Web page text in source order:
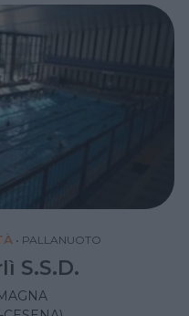
• PALLANUOTO
S.S.D.